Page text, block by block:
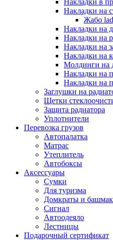
Накладки в
Накладки на
Жабо
Накладки на
Накладки на
Накладки на
Накладки на
Молдинги на
Накладки на
Накладки на
Заглушки на
Щетки
Защита радиатора
Уплотнители
Перевозка грузов
Автопалатка
Матрас
Утеплитель
Автобоксы
Аксессуары
Сумки
Для туризма
Домкраты и
Сигнал
Автоодеяло
Лестницы
Подарочный сертификат